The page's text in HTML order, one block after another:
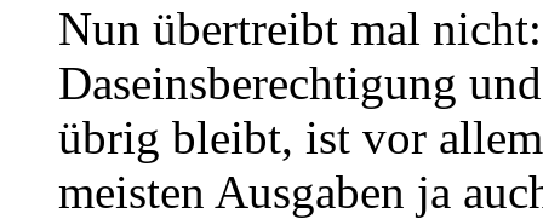
Nun übertreibt mal
Daseinsberechtigung
übrig bleibt, ist vor
meisten Ausgaben ja